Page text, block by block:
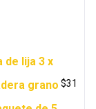
de lija 3 x
grano $31